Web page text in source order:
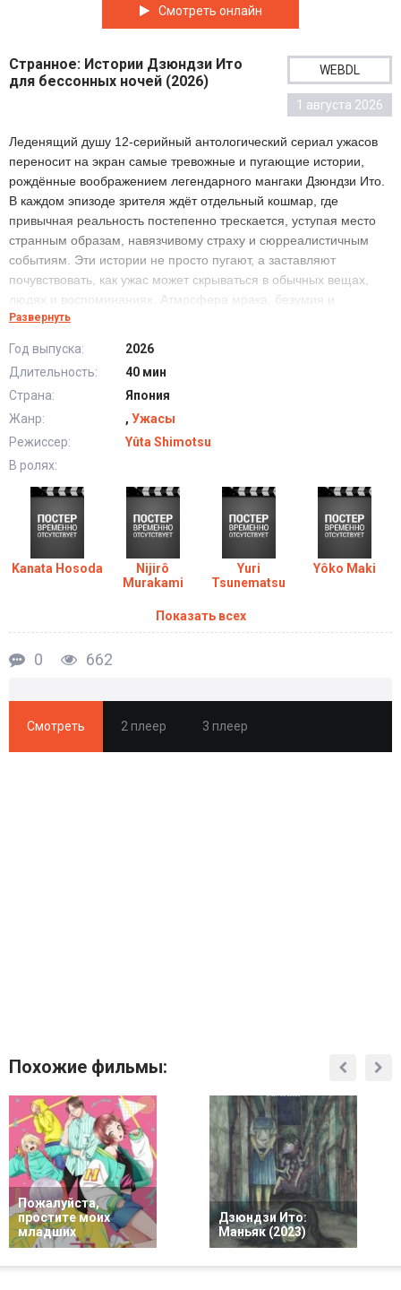
Смотреть онлайн
Странное: Истории Дзюндзи Ито
для бессонных ночей (2026)
WEBDL
1 августа 2026
Леденящий душу 12-серийный антологический сериал ужасов
переносит на экран самые тревожные и пугающие истории,
рождённые воображением легендарного мангаки Дзюндзи Ито.
В каждом эпизоде зрителя ждёт отдельный кошмар, где
привычная реальность постепенно трескается, уступая место
странным образам, навязчивому страху и сюрреалистичным
событиям. Эти истории не просто пугают, а заставляют
почувствовать, как ужас может скрываться в обычных вещах,
людях и воспоминаниях. Атмосфера мрака, безумия и
неизбежности делает каждую новеллу самостоятельным
страшным?
Сериал Странное: Истории Дзюндзи Ито для
бессонных ночей (2026) все серии подряд
Развернуть
Год выпуска:
2026
Длительность:
40 мин
Страна:
Япония
Жанр:
, Ужасы
Режиссер:
Yûta Shimotsu
В ролях:
Kanata Hosoda
Nijirô
Murakami
Yuri
Tsunematsu
Yôko Maki
Показать всех
0 662
Смотреть 2 плеер 3 плеер
Похожие фильмы:
Пожалуйста,
простите моих
младших
Дзюндзи Ито:
Маньяк (2023)